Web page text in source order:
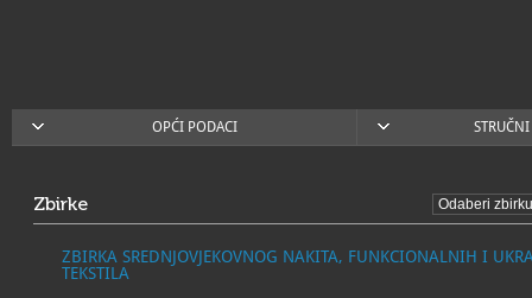
OPĆI PODACI
Zbirke
ZBIRKA SREDNJOVJEKOVNOG NAKITA, FUNKCIONALNIH I
TEKSTILA